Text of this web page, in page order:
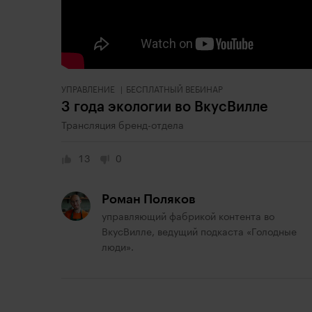
УПРАВЛЕНИЕ БЕСПЛАТНЫЙ ВЕБИНАР
3 года экологии во ВкусВилле
Трансляция бренд-отдела
13 0
Роман Поляков
управляющий фабрикой контента во
ВкусВилле, ведущий подкаста «Голодные
люди».